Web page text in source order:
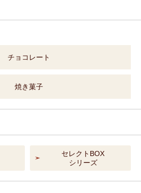
チョコレート
焼き菓子
セレクトBOX
シリーズ